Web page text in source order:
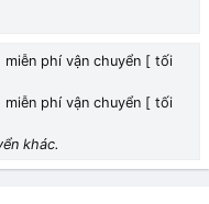
miễn phí vận chuyển [ tối
miễn phí vận chuyển [ tối
khác.